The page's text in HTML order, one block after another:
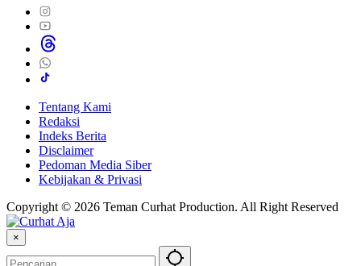
Tentang Kami
Redaksi
Indeks Berita
Disclaimer
Pedoman Media Siber
Kebijakan & Privasi
Copyright © 2026 Teman Curhat Production. All Right Reserved
×